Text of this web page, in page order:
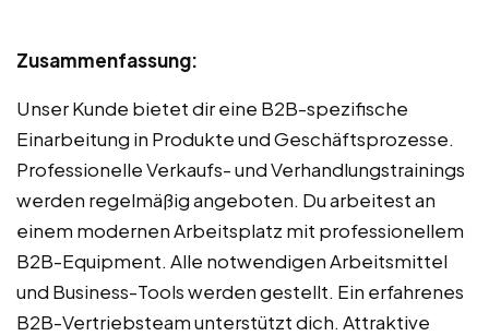
Zusammenfassung:
Unser Kunde bietet dir eine B2B-spezifische
Einarbeitung in Produkte und Geschäftsprozesse.
Professionelle Verkaufs- und Verhandlungstrainings
werden regelmäßig angeboten. Du arbeitest an
einem modernen Arbeitsplatz mit professionellem
B2B-Equipment. Alle notwendigen Arbeitsmittel
und Business-Tools werden gestellt. Ein erfahrenes
B2B-Vertriebsteam unterstützt dich. Attraktive